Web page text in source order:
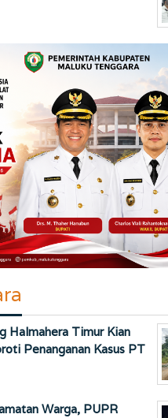
Halmahera Timur Kian
Penanganan Kasus PT
Warga, PUPR